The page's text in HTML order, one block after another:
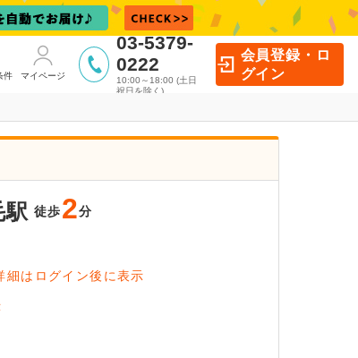
件 マイページ
03-5379-
0222
10:00～18:00 (土日
祝日を除く)
会員登録・ロ
グイン
に
だけます
駅 徒歩2分
細はログイン後に表示